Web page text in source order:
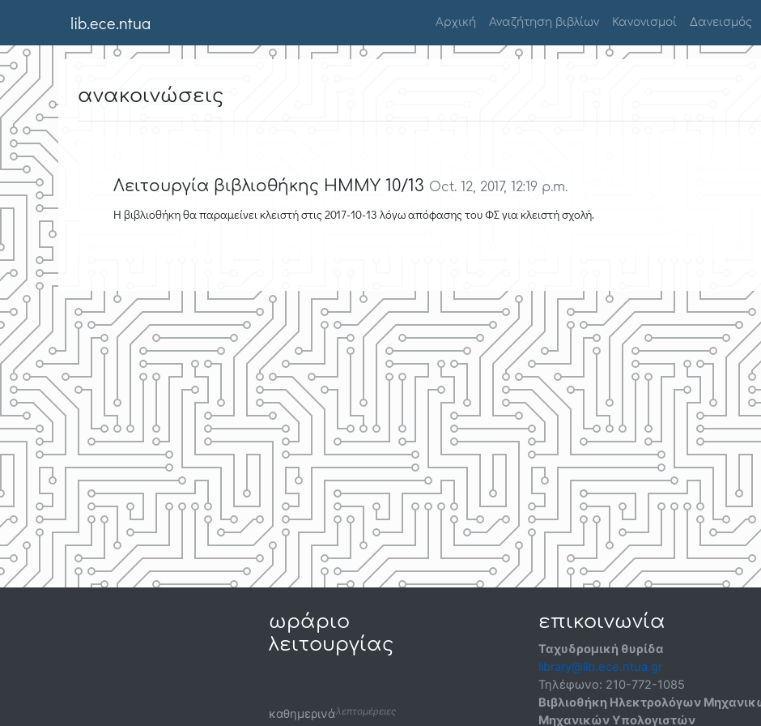
lib.ece.ntua Αρχική Αναζήτηση βιβλίων Κανονισμοί Δανεισμός
ανακοινώσεις
Λειτουργία βιβλιοθήκης ΗΜΜΥ 10/13 Oct. 12, 2017, 12:19 p.m.
Η βιβλιοθήκη θα παραμείνει κλειστή στις 2017-10-13 λόγω απόφασης του ΦΣ για κλειστή σχολή.
ωράριο
λειτουργίας
καθημερινάλεπτομέρειες
επικοινωνία
Ταχυδρομική θυρίδα
library@lib.ece.ntua.gr
Τηλέφωνο: 210-772-1085
Βιβλιοθήκη Ηλεκτρολόγων
Μηχανικών Υπολογιστών